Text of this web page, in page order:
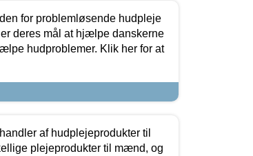
for problemløsende hudpleje
deres mål at hjælpe danskerne
hudproblemer. Klik her for at
af hudplejeprodukter til
plejeprodukter til mænd, og